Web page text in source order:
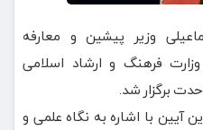
وزیر پیشین و معارفه
فرهنگ و ارشاد اسلامی
آیین با اشاره به نگاه علمی و